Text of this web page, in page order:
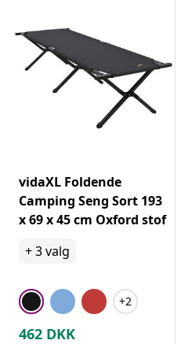
vidaXL Foldende
Camping Seng Sort 193
x 69 x 45 cm Oxford stof
+3valg
+2
462 DKK